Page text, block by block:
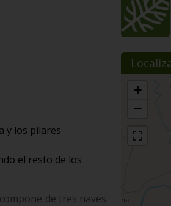
y los pilares
el resto de los
de tres naves
+
−